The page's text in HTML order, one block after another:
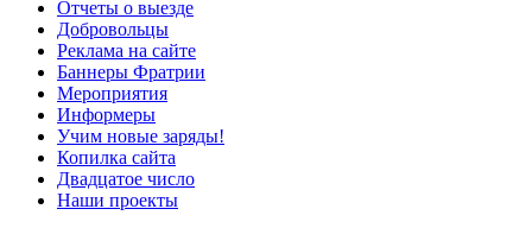
Отчеты о выезде
Добровольцы
Реклама на сайте
Баннеры Фратрии
Мероприятия
Информеры
Учим новые заряды!
Копилка сайта
Двадцатое число
Наши проекты